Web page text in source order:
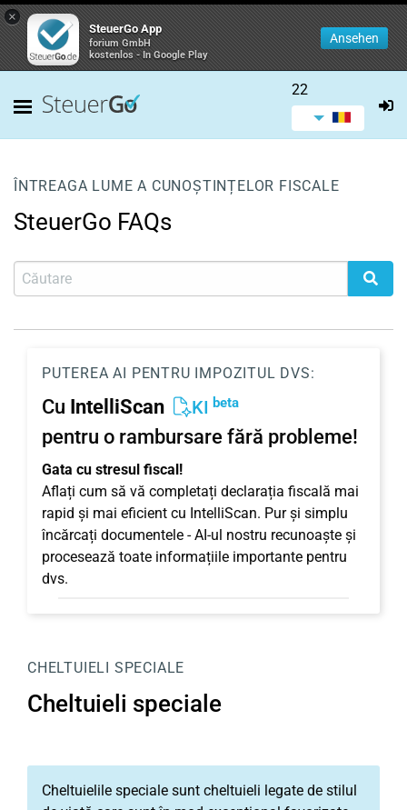
×
SteuerGo App
forium GmbH
kostenlos - In Google Play
Ansehen
22
ÎNTREAGA LUME A CUNOȘTINȚELOR FISCALE
SteuerGo FAQs
PUTEREA AI PENTRU IMPOZITUL DVS:
Cu IntelliScan KI beta
pentru o rambursare fără probleme!
Gata cu stresul fiscal!
Aflați cum să vă completați declarația fiscală mai
rapid și mai eficient cu IntelliScan. Pur și simplu
încărcați documentele - AI-ul nostru recunoaște și
procesează toate informațiile importante pentru
dvs.
CHELTUIELI SPECIALE
Cheltuieli speciale
Cheltuielile speciale sunt cheltuieli legate de stilul